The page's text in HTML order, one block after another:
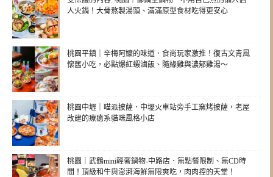
人火鍋！大骨熬製湯頭、滿滿原型食材吃得更安心
桃園平鎮｜辛梅阿嬤的味道．食尚玩家激推！復古文青風
懷舊小吃，必點爆紅蝦滷飯、隨緣雞與濃郁雞湯～
桃園中壢｜喵派披薩．中壢火車站旁手工窯烤披薩，老屋
改建的療癒系貓咪風格小店
桃園｜武鶴mini輕奢鍋物-中路店．無點餐限制、無CD時
間！頂級和牛與澎湃海鮮無限爽吃，肉肉控的天堂！